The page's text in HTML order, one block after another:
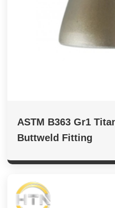
ASTM B363 Gr1
Buttweld Fitting